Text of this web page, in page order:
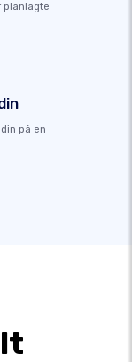
planlagte
på en